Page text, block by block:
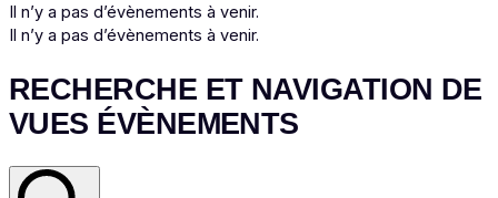
Il n’y a pas d’évènements à venir.
Il n’y a pas d’évènements à venir.
RECHERCHE ET NAVIGATION DE
VUES ÉVÈNEMENTS